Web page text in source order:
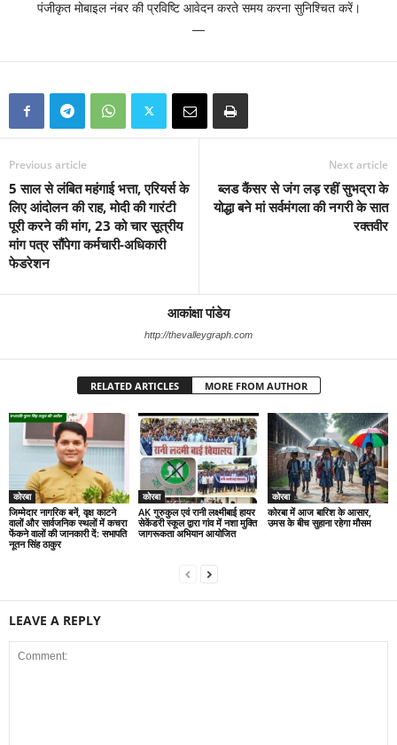
पंजीकृत मोबाइल नंबर की प्रविष्टि आवेदन करते समय करना सुनिश्चित करें।
—
Previous article
5 साल से लंबित महंगाई भत्ता, एरियर्स के
लिए आंदोलन की राह, मोदी की गारंटी
पूरी करने की मांग, 23 को चार सूत्रीय
मांग पत्र सौंपेगा कर्मचारी-अधिकारी
फेडरेशन
Next article
ब्लड कैंसर से जंग लड़ रहीं सुभद्रा के
योद्धा बने मां सर्वमंगला की नगरी के सात
रक्तवीर
आकांक्षा पांडेय
http://thevalleygraph.com
RELATED ARTICLES MORE FROM AUTHOR
कोरबा
जिम्मेदार नागरिक बनें, वृक्ष काटने
वालों और सार्वजनिक स्थलों में कचरा
फेंकने वालों की जानकारी दें: सभापति
नूतन सिंह ठाकुर
कोरबा
AK गुरुकुल एवं रानी लक्ष्मीबाई हायर
सेकेंडरी स्कूल द्वारा गांव में नशा मुक्ति
जागरूकता अभियान आयोजित
कोरबा
कोरबा में आज बारिश के आसार,
उमस के बीच सुहाना रहेगा मौसम
LEAVE A REPLY